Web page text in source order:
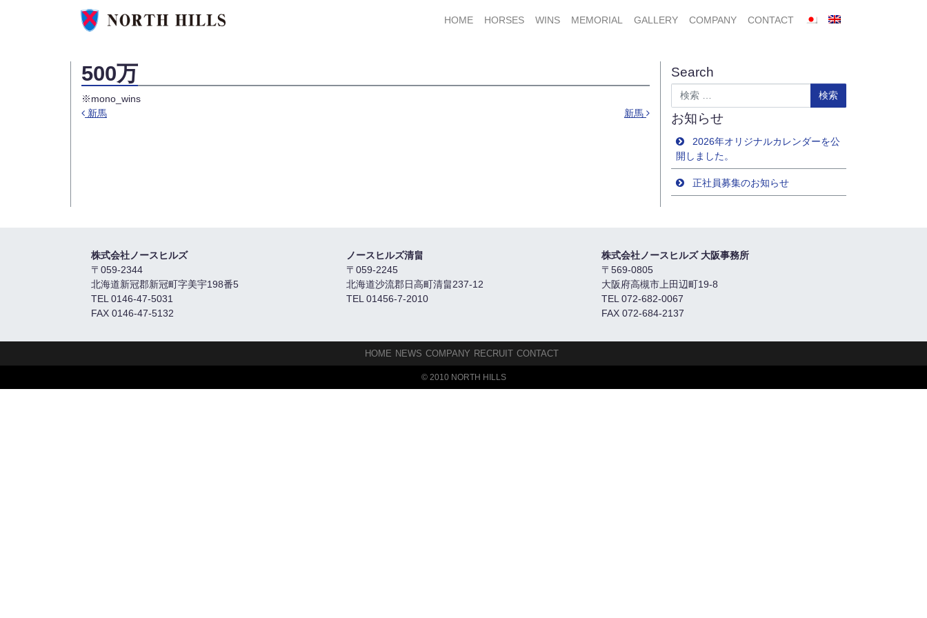
HOME
HORSES WINS MEMORIAL GALLERY COMPANY CONTACT
500万
※mono_wins
新馬 新馬
Search
検索
お知らせ
2026年オリジナルカレンダーを公
開しました。
正社員募集のお知らせ
株式会社ノースヒルズ
〒059-2344
北海道新冠郡新冠町字美宇198番5
TEL 0146-47-5031
FAX 0146-47-5132
ノースヒルズ清畠
〒059-2245
北海道沙流郡日高町清畠237-12
TEL 01456-7-2010
株式会社ノースヒルズ 大阪事務所
〒569-0805
大阪府高槻市上田辺町19-8
TEL 072-682-0067
FAX 072-684-2137
HOME NEWS COMPANY RECRUIT CONTACT
© 2010 NORTH HILLS